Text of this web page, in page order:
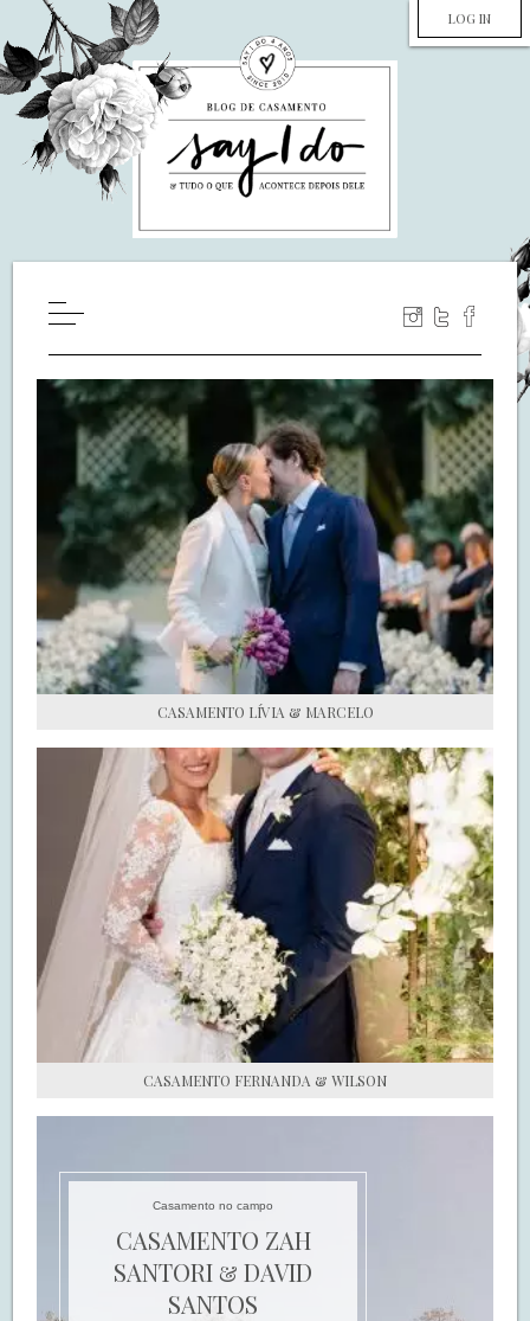
LOG IN
WILL YOU MARRY ME?
LUA DE MEL
COZINHA
DECORAÇÃO
DE NOIVA PRA NOIVA
S.O.S CASADAS
FALE COM O SAY I DO
CASAMENTO LÍVIA & MARCELO
CASAMENTO FERNANDA & WILSON
Casamento no campo
CASAMENTO ZAH
SANTORI & DAVID
SANTOS